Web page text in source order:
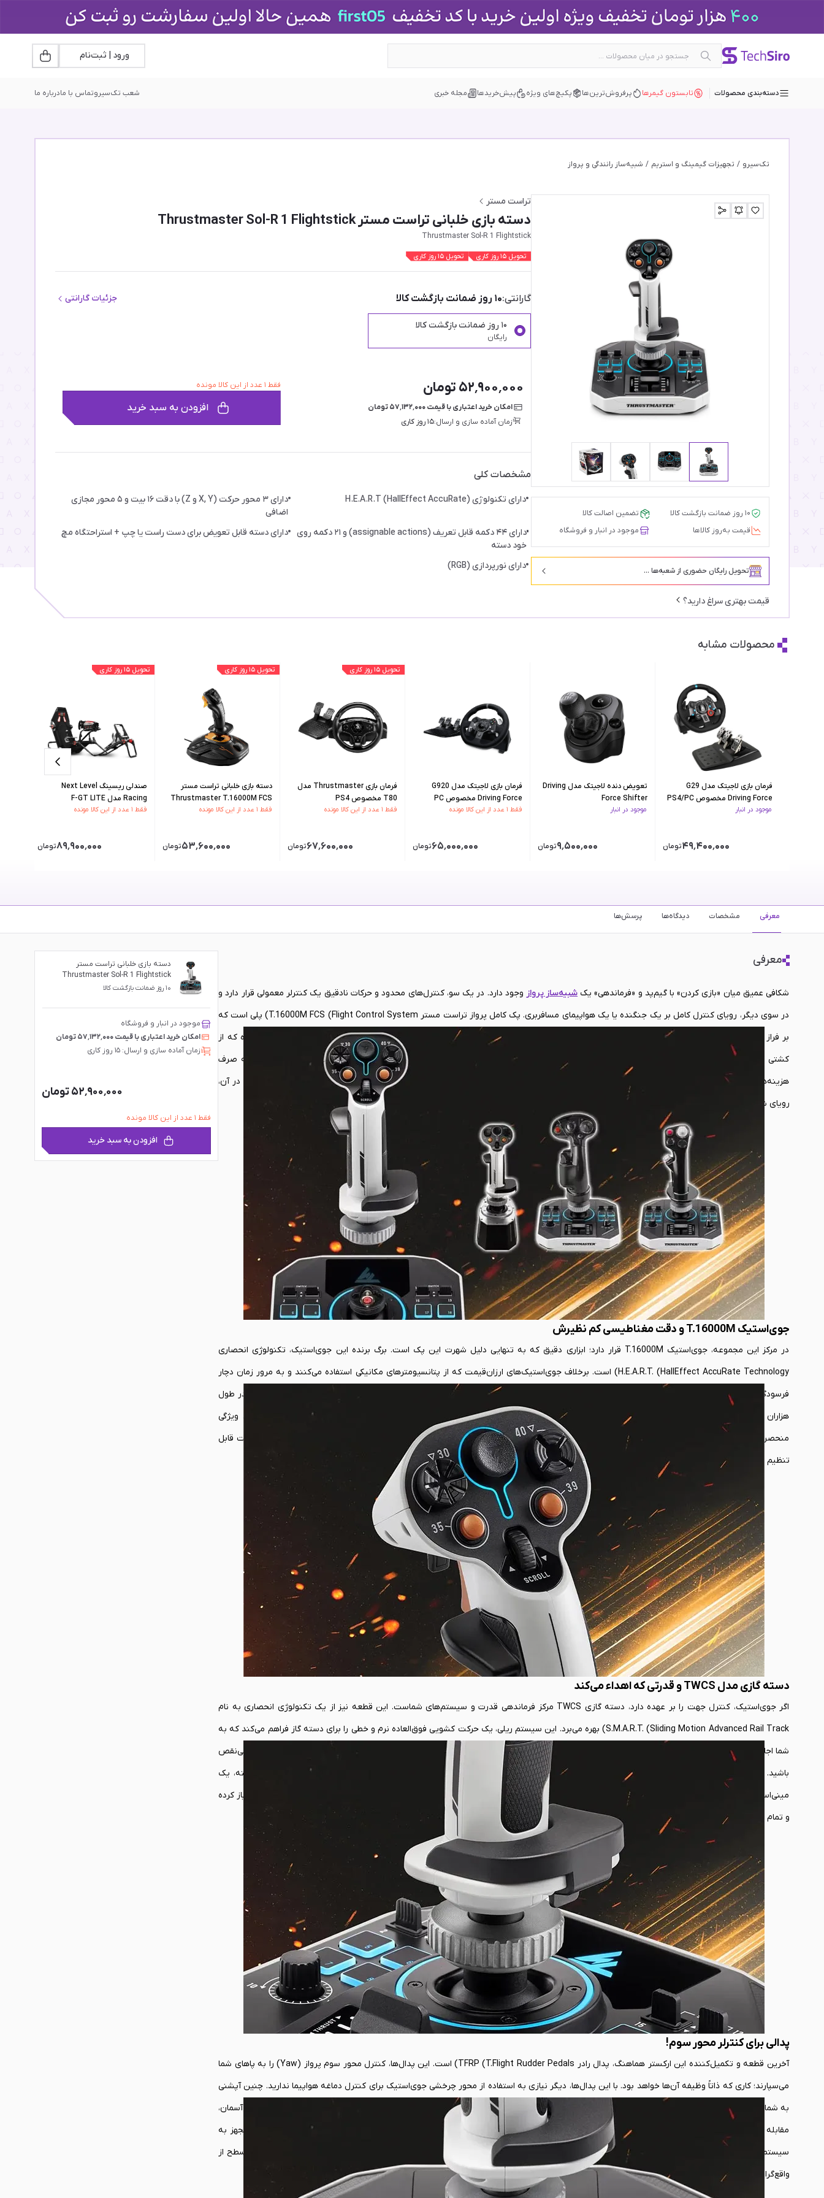
ورود | ثبت‌نام
دسته‌بندی محصولات تابستون گیمرها پرفروش‌ترین‌ها پکیچ‌های ویژه پیش‌خریدها مجله خبری شعب تک‌سیروتماس با مادرباره ما
تک‌سیرو / تجهیزات گیمینگ و استریم / شبیه‌ساز رانندگی و پرواز
۱۰ روز ضمانت بازگشت کالا
تضمین اصالت کالا
قیمت‌ به‌روز کالاها
موجود در انبار و فروشگاه
تحویل رایگان حضوری از شعبه‌ها ...
قیمت بهتری سراغ دارید؟
تراست مستر
دسته بازی خلبانی تراست مستر Thrustmaster Sol-R 1 Flightstick
Thrustmaster Sol-R 1 Flightstick
تحویل ۱۵ روز کاری تحویل ۱۵ روز کاری
گارانتی:۱۰ روز ضمانت بازگشت کالا جزئیات گارانتی
۱۰ روز ضمانت بازگشت کالا
رایگان
فقط ۱ عدد از این کالا مونده
افزودن به سبد خرید
۵۲٬۹۰۰٬۰۰۰ تومان
امکان خرید اعتباری با قیمت ۵۷٬۱۳۲٬۰۰۰ تومان
زمان آماده سازی و ارسال:۱۵ روز کاری
مشخصات کلی
دارای تکنولوژی H.E.A.R.T (HallEffect AccuRate)
دارای ۳ محور حرکت (X, Y و Z) با دقت ۱۶ بیت و ۵ محور مجازی
اضافی
دارای ۴۴ دکمه قابل تعریف (assignable actions) و ۲۱ دکمه روی
خود دسته
دارای دسته قابل تعویض برای دست راست یا چپ + استراحتگاه مچ
دارای نورپردازی (RGB)
محصولات مشابه
فرمان بازی لاجیتک مدل G29
Driving Force مخصوص PS4/PC
موجود در انبار
۴۹٬۴۰۰٬۰۰۰تومان
تعویض دنده لاجیتک مدل Driving
Force Shifter
موجود در انبار
۹٬۵۰۰٬۰۰۰تومان
فرمان بازی لاجیتک مدل G920
Driving Force مخصوص PC
فقط ۱ عدد از این کالا مونده
۶۵٬۰۰۰٬۰۰۰تومان
تحویل ۱۵ روز کاری
فرمان بازی Thrustmaster مدل
T80 مخصوص PS4
فقط ۱ عدد از این کالا مونده
۶۷٬۶۰۰٬۰۰۰تومان
تحویل ۱۵ روز کاری
دسته بازی خلبانی تراست مستر
Thrustmaster T.16000M FCS
فقط ۱ عدد از این کالا مونده
۵۳٬۶۰۰٬۰۰۰تومان
تحویل ۱۵ روز کاری
صندلی ریسینگ Next Level
Racing مدل F-GT LITE
فقط ۱ عدد از این کالا مونده
۸۹٬۹۰۰٬۰۰۰تومان
معرفی مشخصات دیدگاه‌ها پرسش‌ها
معرفی
شکافی عمیق میان «بازی کردن» با گیم‌پد و «فرماندهی» یک شبیه‌ساز پرواز وجود دارد. در یک سو، کنترل‌های محدود و حرکات نادقیق یک کنترلر معمولی قرار دارد و
در سوی دیگر، رویای کنترل کامل بر یک جنگنده یا یک هواپیمای مسافربری. پک کامل پرواز تراست مستر T.16000M FCS (Flight Control System) پلی است که
بر فراز این شکاف ساخته شد. این بسته، یک گواهی‌نامه ورود به دنیای شبیه‌سازی خلبانی برای علاقه‌مندان است. این مجموعه برای کسانی طراحی شده که از
کشتی گرفتن با آنالوگ‌های کنترلر و گیم‌پد خسته شده‌اند و می‌خواهند برای اولین بار، حس واقعی پرواز را با تمام وجود لمس کنند؛ بدون آنکه نیاز به صرف
هزینه‌های گزاف برای تجهیزات رده بالا داشته باشند. دسته بازی خلبانی تراست مستر
ThrustmasterSol-R 1 Flightstick، هملن نقطه‌ی آغازی بوده که در آن،
رویای شما برای پرواز، به یک تجربه ملموس و قابل کنترل تبدیل می‌شود که تک سیرو برایتان فراهم کرده است.
جوی‌استیک T.16000M و دقت مغناطیسی کم نظیرش
در مرکز این مجموعه، جوی‌استیک T.16000M قرار دارد؛ ابزاری دقیق که به تنهایی دلیل شهرت این پک است. برگ برنده این جوی‌استیک، تکنولوژی انحصاری
H.E.A.R.T. (HallEffect AccuRate Technology) است. برخلاف جوی‌استیک‌های ارزان‌قیمت که از پتانسیومترهای مکانیکی استفاده می‌کنند و به مرور زمان دچار
فرسودگی و کاهش دقت می‌شوند، H.E.A.R.T. از سنسورهای مغناطیسی بهره می‌برد. به بیان دیگر، یعنی دقت 16 بیتی (65.536 مقدار روی هر محور) آن در طول
هزاران ساعت پرواز، ذره‌ای کاهش نمی‌یابد. هر حرکت جزئی و میلی‌متری دست شما، بدون هیچ ددزونی و با دقتی مثال‌زدنی به بازی منتقل می‌شود. ویژگی
منحصربه‌فرد دیگر آن، طراحی کاملاً دو دست ‌گونه‌اش است. با جابه‌جا کردن چند قطعه ساده، این جوی‌استیک به راحتی برای کاربران چپ‌دست یا راست‌دست قابل
تنظیم خواهد شد که از نظر ما،‌ مزیت رقابتی نسبت به سایر محصولات در این دسته‌بندی تلقی می‌شود.
دسته گازی مدل TWCS و قدرتی که اهداء می‌کند
اگر جوی‌استیک، کنترل جهت را بر عهده دارد، دسته گازی TWCS مرکز فرماندهی قدرت و سیستم‌های شماست. این قطعه نیز از یک تکنولوژی انحصاری به نام
S.M.A.R.T. (Sliding Motion Advanced Rail Track) بهره می‌برد. این سیستم ریلی، یک حرکت کشویی فوق‌العاده نرم و خطی را برای دسته گاز فراهم می‌کند که به
شما اجازه می‌دهد قدرت موتور را با دقتی بی‌نظیر مدیریت کنید؛ چه در حال پرواز هماهنگ با هواپیمای دیگر، چه در حال تنظیم دقیق سرعت برای یک فرود بی‌نقص
باشید. سوال اینجا است که قدرت واقعی TWCS کجا است؟ در تعداد بی‌شمار کنترل‌هایی که دارد، نهفته است. ۱۴ دکمه اکشن، یک کلاهک هشت جهته، یک
مینی‌استیک دو محوره که برای کنترل دوربین یا رادار ایده‌آل است، یک چرخ کنترل و یک محور رادر. این مجموعه کنترل، شما را تقریباً از کیبورد و کنترلر بی‌نیاز کرده
و تمام دستورات حیاتی را زیر انگشتان دستتان قرار می‌دهد.
پدالی برای کنترلر محور سوم!
آخرین قطعه و تکمیل‌کننده این ارکستر هماهنگ، پدال رادر TFRP (T.Flight Rudder Pedals) است. این پدال‌ها، کنترل محور سوم پرواز (Yaw) را به پاهای شما
می‌سپارند؛ کاری که ذاتاً وظیفه آن‌ها خواهد بود. با این پدال‌ها، دیگر نیازی به استفاده از محور چرخشی جوی‌استیک برای کنترل دماغه هواپیما ندارید. چنین آپشنی
به شما اجازه می‌دهد تا حرکاتی را انجام دهید که پیش از این غیرممکن بود. مثل چی؟ مثل تاکسی کردن دقیق روی باند فرودگاه، انجام پیچ‌های هماهنگ در آسمان،
مقابله با باد جانبی در هنگام فرود و کنترل دقیق هلیکوپترها. این پدال‌ها نیز از تکنولوژی S.M.A.R.T. برای انجام حرکت روان و دقیق بهره می‌برند و مجهز به
سیستم ترمز دیفرانسیل (Differential Braking) هستند که به شما اجازه می‌دهد با نوک پاها، چرخ‌های چپ و راست را به صورت مستقل ترمز کنید. این سطح از
واقع‌گرایی، تجربه شما را از یک بازی آرکید به یک شبیه‌سازی کامل ارتقا خواهد داد.
دسته بازی خلبانی تراست مستر
Thrustmaster Sol-R 1 Flightstick
۱۰ روز ضمانت بازگشت کالا
موجود در انبار و فروشگاه
امکان خرید اعتباری با قیمت ۵۷٬۱۳۲٬۰۰۰ تومان
زمان آماده سازی و ارسال: ۱۵ روز کاری
۵۲٬۹۰۰٬۰۰۰ تومان
فقط ۱ عدد از این کالا مونده
افزودن به سبد خرید